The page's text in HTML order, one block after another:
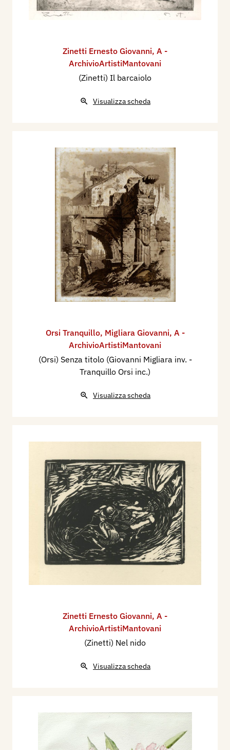
Zinetti Ernesto Giovanni, A -
ArchivioArtistiMantovani
(Zinetti) Il barcaiolo
Visualizza scheda
Orsi Tranquillo, Migliara Giovanni, A -
ArchivioArtistiMantovani
(Orsi) Senza titolo (Giovanni Migliara inv. -
Tranquillo Orsi inc.)
Visualizza scheda
Zinetti Ernesto Giovanni, A -
ArchivioArtistiMantovani
(Zinetti) Nel nido
Visualizza scheda